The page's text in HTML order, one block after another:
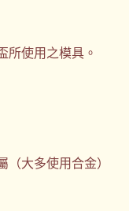
所使用之模具。
大多使用合金）